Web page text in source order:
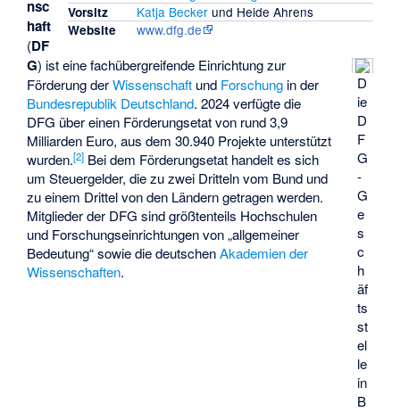
Vorsitz Katja Beckerund Heide Ahrens
Website www.dfg.de
D
ie
D
F
G
-
G
e
s
c
h
äf
ts
st
el
le
in
B
nsc
haft
(DF
G) ist eine fachübergreifende Einrichtung zur
Förderung derWissenschaft und Forschung in der
Bundesrepublik Deutschland. 2024 verfügte die
DFG über einen Förderungsetat von rund 3,9
Milliarden Euro, aus dem 30.940 Projekte unterstützt
wurden.[2] Bei dem Förderungsetat handelt es sich
um Steuergelder, die zu zwei Dritteln vom Bund und
zu einem Drittel von den Ländern getragen werden.
Mitglieder der DFG sind größtenteils Hochschulen
und Forschungseinrichtungen von „allgemeiner
Bedeutung“ sowie die deutschenAkademien der
Wissenschaften.